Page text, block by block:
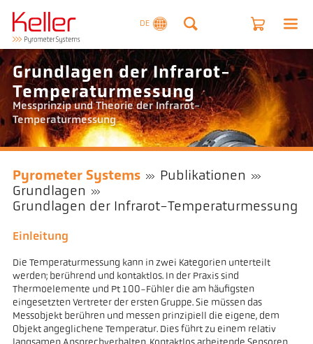
DE
Grundlagen der Infrarot-
Temperaturmessung
Messprinzip und Theorie der Infrarot-
Temperaturmessung
Pyrometer Systems
Publikationen
Grundlagen
Grundlagen der Infrarot-Temperaturmessung
Einleitung
Die Temperaturmessung kann in zwei Kategorien unterteilt
werden; berührend und kontaktlos. In der Praxis sind
Thermoelemente und Pt 100-Fühler die am häufigsten
eingesetzten Vertreter der ersten Gruppe. Sie müssen das
Messobjekt berühren und messen prinzipiell die eigene, dem
Objekt angeglichene Temperatur. Dies führt zu einem relativ